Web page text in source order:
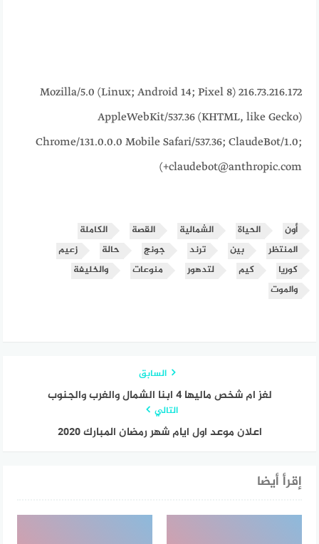
216.73.216.172 Mozilla/5.0 (Linux; Android 14; Pixel 8)
AppleWebKit/537.36 (KHTML, like Gecko)
Chrome/131.0.0.0 Mobile Safari/537.36; ClaudeBot/1.0;
+claudebot@anthropic.com)
أون الحياة الشمالية القصة
الكاملة
المنتظر
بين ترند جونج حالة
زعيم
كوريا
كيم لتدهور منوعات
والخليفة
والموت
السابق
لغز ام شخص ماليها ٤ ابنا الشمال والغرب والجنوب
التالي
اعلان موعد اول ايام شهر رمضان المبارك ٢٠٢٠
إقرأ أيضا